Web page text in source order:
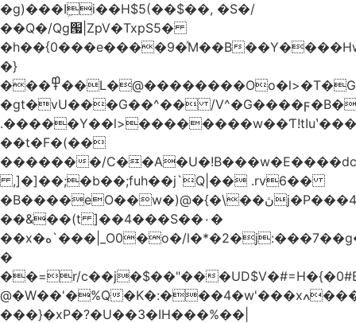
�g)���Iܹi��H$5(��$��, �S�/
��Q�/Qg՗|ZpV�TxpS5�
�h��{0���e����9�ͯM��B
�}
���߾��L�@��������Oo�l>�T�GO���p{�*�Smmn������GM���A��?
�gt�vU���G��^�� /
��t�F�(��
�������/
,]�]��;�b��;fuh��j`Q|�� .rv6��
�B����eO��w�)@�{�\��ڽj�P���4$%��ܑ
��&��(t ]��4���S��٠�
͏��x�ه`���|_O0�o�/l�*�2�j:���7��g�/
�
��=r/c��j�$��"��
@�W��'�%Q�K�:���4�w'���xߍ����r����PV��$�5�������mIz��}d���+h"SWq�w�d�w�Zas(H����qR��g�g��XNS&��9�5�Oȩ�O�
���}�xP�?�U��3�IH���%��|